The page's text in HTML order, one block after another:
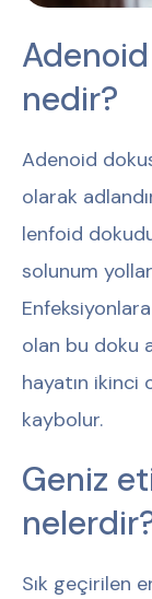
nedir?
Adenoid
olarak
lenfoid
solunum
olan bu doku
hayatın ikinci
kaybolur.
Geniz
Sık geçirilen